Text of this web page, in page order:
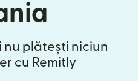
nu plătești niciun
cu Remitly